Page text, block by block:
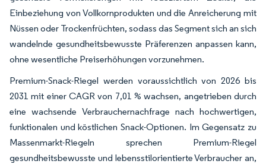
Einbeziehung von Vollkornprodukten und die Anreicherung mit
Nüssen oder Trockenfrüchten, sodass das Segment sich an sich
wandelnde gesundheitsbewusste Präferenzen anpassen kann,
ohne wesentliche Preiserhöhungen vorzunehmen.
Premium-Snack-Riegel werden voraussichtlich von 2026 bis
2031 mit einer CAGR von 7,01 % wachsen, angetrieben durch
eine wachsende Verbrauchernachfrage nach hochwertigen,
funktionalen und köstlichen Snack-Optionen. Im Gegensatz zu
Massenmarkt-Riegeln sprechen Premium-Riegel
gesundheitsbewusste und lebensstilorientierte Verbraucher an,